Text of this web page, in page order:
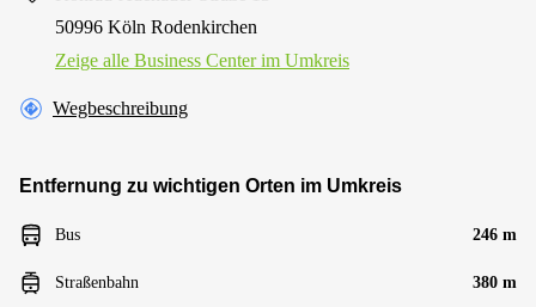
50996 Köln Rodenkirchen
Zeige alle Business Center im Umkreis
Wegbeschreibung
Entfernung zu wichtigen Orten im Umkreis
Bus 246 m
Straßenbahn 380 m